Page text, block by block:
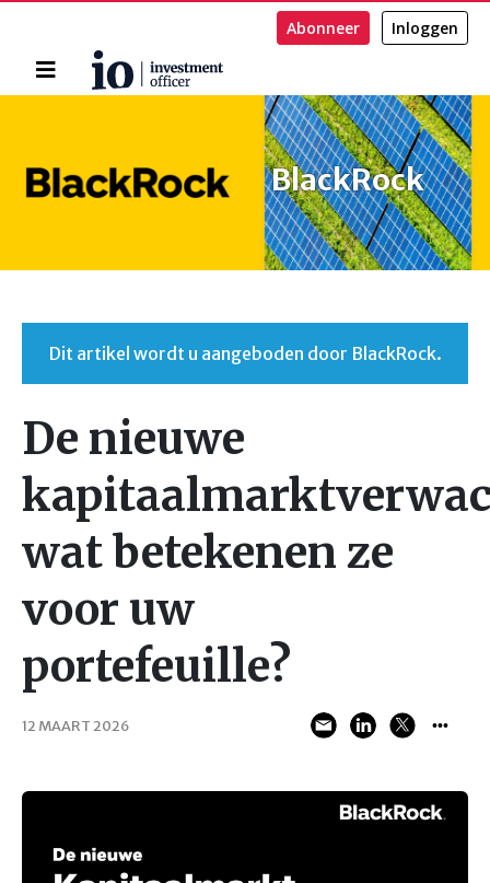
Home
Abonneer Inloggen
BlackRock
Dit artikel wordt u aangeboden door BlackRock.
De nieuwe
wat betekenen ze
voor uw
portefeuille?
12 MAART 2026